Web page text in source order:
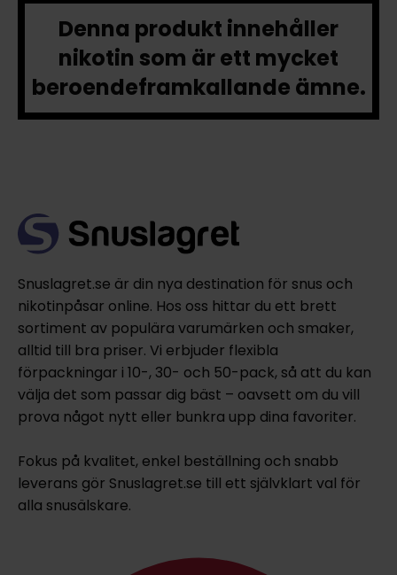
Denna produkt innehåller
nikotin som är ett mycket
beroendeframkallande ämne.
Snuslagret.se är din nya destination för snus och
nikotinpåsar online. Hos oss hittar du ett brett
sortiment av populära varumärken och smaker,
alltid till bra priser. Vi erbjuder flexibla
förpackningar i 10-, 30- och 50-pack, så att du kan
välja det som passar dig bäst – oavsett om du vill
prova något nytt eller bunkra upp dina favoriter.
Fokus på kvalitet, enkel beställning och snabb
leverans gör Snuslagret.se till ett självklart val för
alla snusälskare.